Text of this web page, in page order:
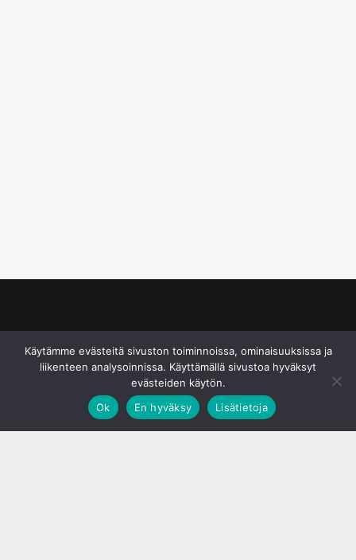
Käytämme evästeitä sivuston toiminnoissa, ominaisuuksissa ja
liikenteen analysoinnissa. Käyttämällä sivustoa hyväksyt
evästeiden käytön.
Ok
En hyväksy Lisätietoja